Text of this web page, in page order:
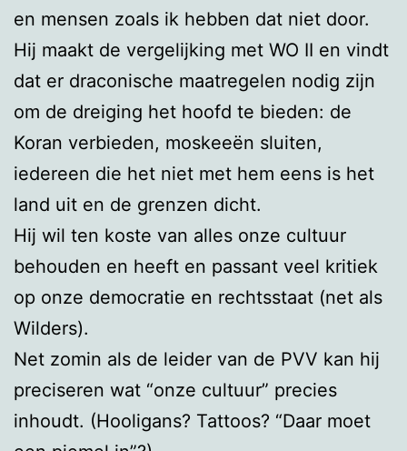
en mensen zoals ik hebben dat niet door.
Hij maakt de vergelijking met WO II en vindt
dat er draconische maatregelen nodig zijn
om de dreiging het hoofd te bieden: de
Koran verbieden, moskeeën sluiten,
iedereen die het niet met hem eens is het
land uit en de grenzen dicht.
Hij wil ten koste van alles onze cultuur
behouden en heeft en passant veel kritiek
op onze democratie en rechtsstaat (net als
Wilders).
Net zomin als de leider van de PVV kan hij
preciseren wat “onze cultuur” precies
inhoudt. (Hooligans? Tattoos? “Daar moet